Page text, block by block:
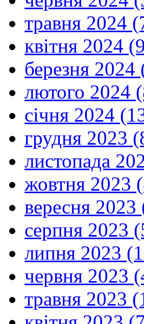
травня 2024
квітня 2024
березня 2024
лютого 2024
січня 2024
грудня 2023
листопада
жовтня 2023
вересня 2023
серпня 2023
липня 2023
червня 2023
травня 2023